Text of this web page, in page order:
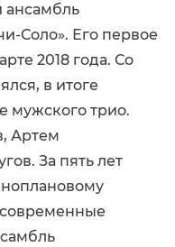
ансамбль
Соло». Его первое
2018 года. Со
в итоге
мужского трио.
Артем
За пять лет